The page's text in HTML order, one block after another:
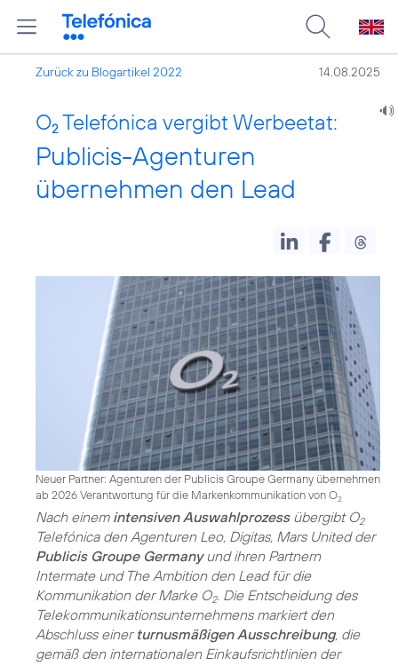
Zurück zu Blogartikel 2022 14.08.2025
O2 Telefónica vergibt Werbeetat:
Publicis-Agenturen
übernehmen den Lead
Neuer Partner: Agenturen der Publicis Groupe Germany übernehmen
ab 2026 Verantwortung für die Markenkommunikation von O2
Nach einem intensiven Auswahlprozessübergibt O2
Telefónica den Agenturen Leo, Digitas, Mars United der
Publicis Groupe Germanyund ihren Partnern
Intermate und The Ambition den Lead für die
Kommunikation der Marke O2. Die Entscheidung des
Telekommunikations­unternehmens markiert den
Abschluss einer turnusmäßigen Ausschreibung, die
gemäß den internationalen Einkaufsrichtlinien der